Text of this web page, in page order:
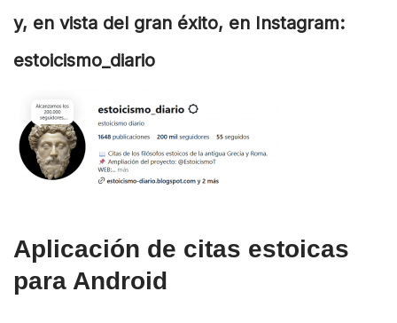
y, en vista del gran éxito, en Instagram:
estoicismo_diario
Aplicación de citas estoicas
para Android